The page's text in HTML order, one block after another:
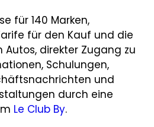
für 140 Marken,
für den Kauf und die
direkter Zugang zu
Schulungen,
und
durch eine
Le Club By.